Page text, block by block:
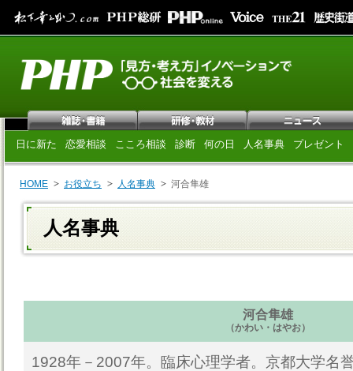
日に新た 恋愛相談 こころ相談 診断 何の日 人名事典 プレゼント
HOME お役立ち 人名事典 河合隼雄
人名事典
河合隼雄
（かわい・はやお）
1928年－2007年。臨床心理学者。京都大学名